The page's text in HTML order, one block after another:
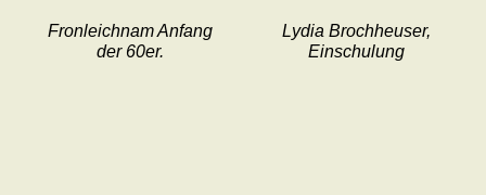
Fronleichnam Anfang
der 60er.
Lydia Brochheuser,
Einschulung